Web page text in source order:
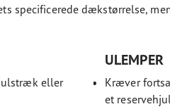
specificerede dækstørrelse,
eller
ULEMPER
Kræver
et